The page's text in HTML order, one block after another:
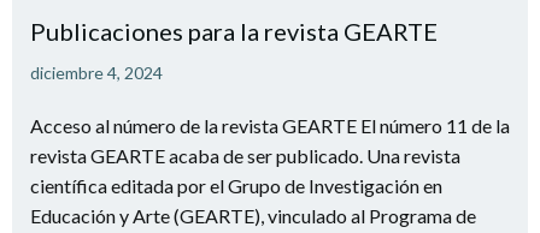
Publicaciones para la revista GEARTE
diciembre 4, 2024
Acceso al número de la revista GEARTE El número 11 de la
revista GEARTE acaba de ser publicado. Una revista
científica editada por el Grupo de Investigación en
Educación y Arte (GEARTE), vinculado al Programa de